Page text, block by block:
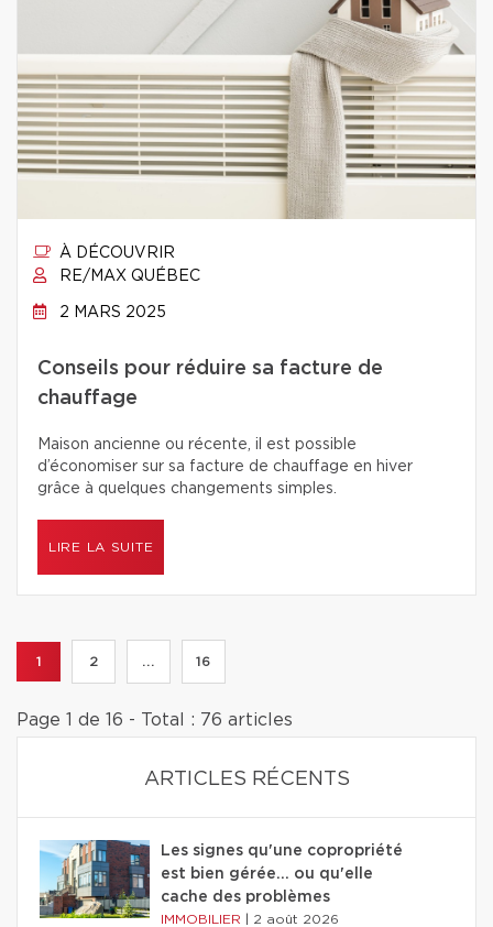
À DÉCOUVRIR
RE/MAX QUÉBEC
2 MARS 2025
Conseils pour réduire sa facture de
chauffage
Maison ancienne ou récente, il est possible
d’économiser sur sa facture de chauffage en hiver
grâce à quelques changements simples.
LIRE LA SUITE
1 2 ... 16
Page 1 de 16 - Total : 76 articles
ARTICLES RÉCENTS
Les signes qu'une copropriété
est bien gérée… ou qu'elle
cache des problèmes
IMMOBILIER 2 août 2026